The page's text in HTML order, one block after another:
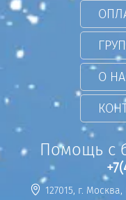
О
Помощь с
127015, г.